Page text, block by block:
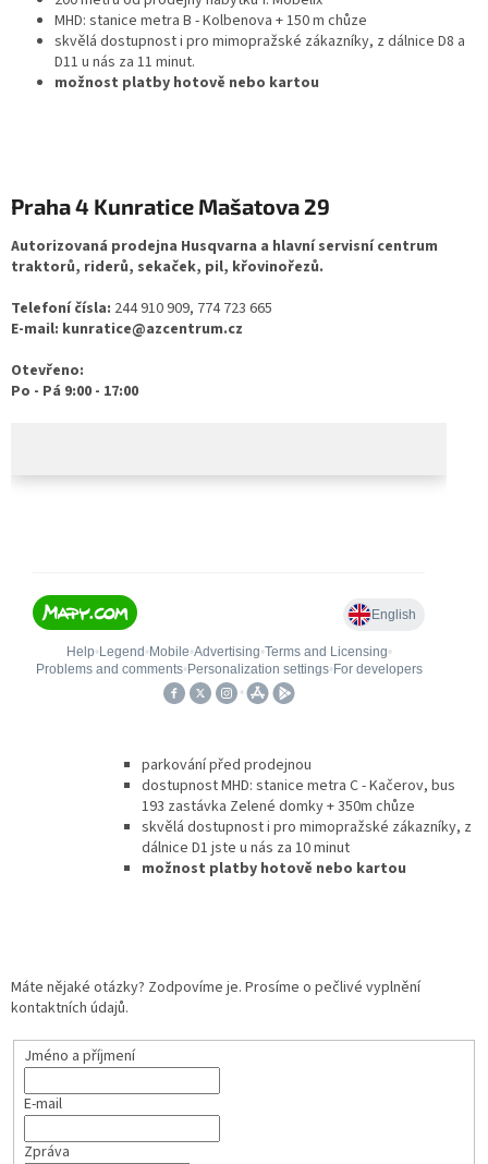
MHD: stanice metra B - Kolbenova + 150 m chůze
skvělá dostupnost i pro mimopražské zákazníky, z dálnice D8 a
D11 u nás za 11 minut.
možnost platby hotově nebo kartou
Praha 4 Kunratice Mašatova 29
Autorizovaná prodejna Husqvarna a hlavní servisní centrum
traktorů, riderů, sekaček, pil, křovinořezů.
Telefoní čísla: 244 910 909, 774 723 665
E-mail: kunratice@azcentrum.cz
Otevřeno:
Po - Pá 9:00 - 17:00
parkování před prodejnou
dostupnost MHD: stanice metra C - Kačerov, bus
193 zastávka Zelené domky + 350m chůze
skvělá dostupnost i pro mimopražské zákazníky, z
dálnice D1 jste u nás za 10 minut
možnost platby hotově nebo kartou
Máte nějaké otázky? Zodpovíme je. Prosíme o pečlivé vyplnění
kontaktních údajů.
Jméno a příjmení
E-mail
Zpráva